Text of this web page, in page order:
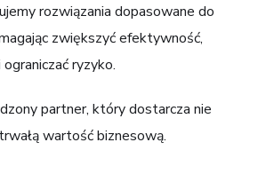
rozwiązania dopasowane do
zwiększyć efektywność,
ryzyko.
partner, który dostarcza nie
wartość biznesową.